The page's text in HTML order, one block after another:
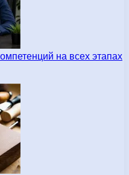
на всех этапах